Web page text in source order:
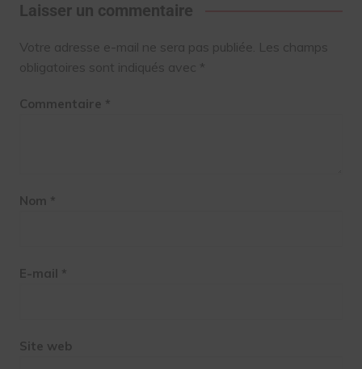
Laisser un commentaire
Votre adresse e-mail ne sera pas publiée. Les champs
obligatoires sont indiqués avec *
Commentaire *
Nom *
E-mail *
Site web